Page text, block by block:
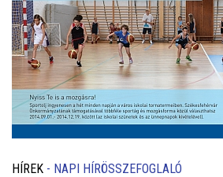
HÍREK - NAPI HÍRÖSSZEFOGLALÓ